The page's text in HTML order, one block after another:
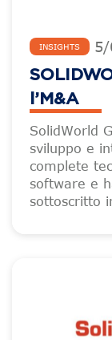
INSIGHTS 5/
l’M&A
SolidWorld
sviluppo e
complete
software e
sottoscritto